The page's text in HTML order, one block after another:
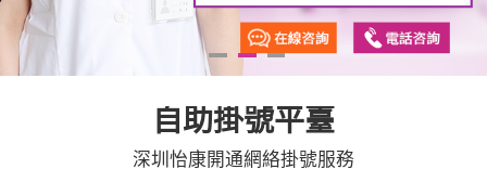
1 2
自助掛號平臺
深圳怡康開通網絡掛號服務